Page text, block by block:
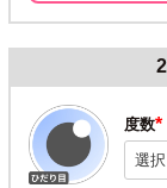
度数
(